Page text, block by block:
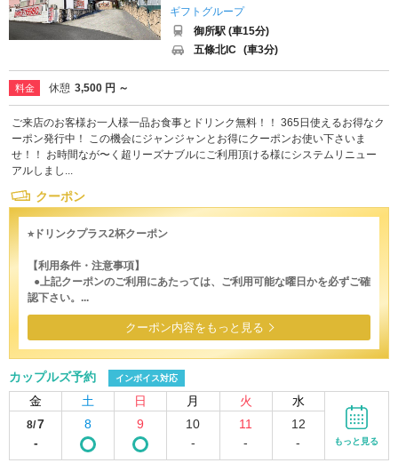
ギフトグループ
御所駅 (車15分)
五條北IC (車3分)
料金 休憩 3,500 円 ～
ご来店のお客様お一人様一品お食事とドリンク無料！！ 365日使えるお得なク
ーポン発行中！ この機会にジャンジャンとお得にクーポンお使い下さいま
せ！！ お時間なが〜く超リーズナブルにご利用頂ける様にシステムリニュー
アルしまし...
クーポン
⭐︎ドリンクプラス2杯クーポン
【利用条件・注意事項】
●上記クーポンのご利用にあたっては、ご利用可能な曜日かを必ずご確
認下さい。...
クーポン内容をもっと見る
カップルズ予約 インボイス対応
金 土 日 月 火 水
8/7
-
8 9
10
-
11
-
12
-
もっと見る